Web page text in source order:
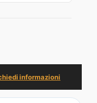
informazioni